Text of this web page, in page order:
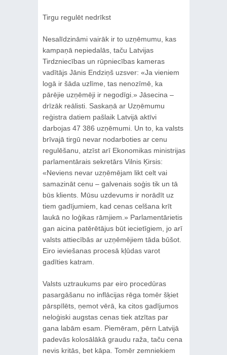
Tirgu regulēt nedrīkst
Nesalīdzināmi vairāk ir to uzņēmumu, kas
kampaņā nepiedalās, taču Latvijas
Tirdzniecības un rūpniecības kameras
vadītājs Jānis Endziņš uzsver: «Ja vieniem
logā ir šāda uzlīme, tas nenozīmē, ka
pārējie uzņēmēji ir negodīgi.» Jāsecina –
drīzāk reālisti. Saskaņā ar Uzņēmumu
reģistra datiem pašlaik Latvijā aktīvi
darbojas 47 386 uzņēmumi. Un to, ka valsts
brīvajā tirgū nevar nodarboties ar cenu
regulēšanu, atzīst arī Ekonomikas ministrijas
parlamentārais sekretārs Vilnis Ķirsis:
«Neviens nevar uzņēmējam likt celt vai
samazināt cenu – galvenais soģis tik un tā
būs klients. Mūsu uzdevums ir norādīt uz
tiem gadījumiem, kad cenas celšana krīt
laukā no loģikas rāmjiem.» Parlamentārietis
gan aicina patērētājus būt iecietīgiem, jo arī
valsts attiecībās ar uzņēmējiem tāda būšot.
Eiro ieviešanas procesā kļūdas varot
gadīties katram.
Valsts uztraukums par eiro procedūras
pasargāšanu no inflācijas rēga tomēr šķiet
pārspīlēts, ņemot vērā, ka citos gadījumos
neloģiski augstas cenas tiek atzītas par
gana labām esam. Piemēram, pērn Latvijā
padevās kolosālākā graudu raža, taču cena
nevis kritās, bet kāpa. Tomēr zemniekiem